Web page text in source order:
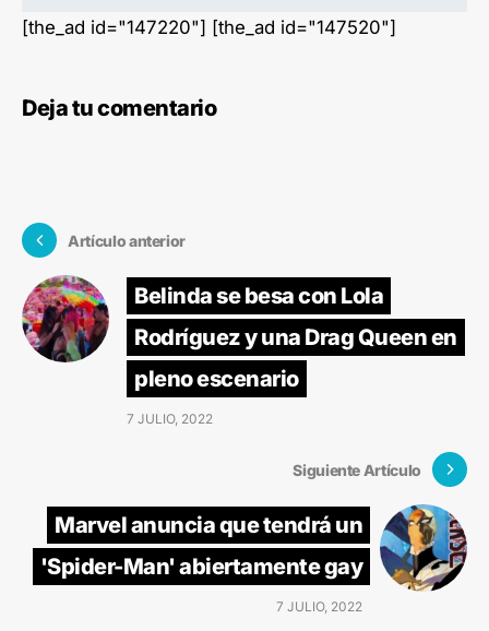
[the_ad id="147220"] [the_ad id="147520"]
Deja tu comentario
Artículo anterior
Belinda se besa con Lola
Rodríguez y una Drag Queen en
pleno escenario
7 JULIO, 2022
Siguiente Artículo
Marvel anuncia que tendrá un
'Spider-Man' abiertamente gay
7 JULIO, 2022